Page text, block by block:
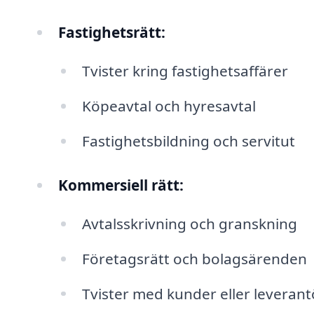
Fastighetsrätt:
Tvister kring fastighetsaffärer
Köpeavtal och hyresavtal
Fastighetsbildning och servitut
Kommersiell rätt:
Avtalsskrivning och granskning
Företagsrätt och bolagsärenden
Tvister med kunder eller